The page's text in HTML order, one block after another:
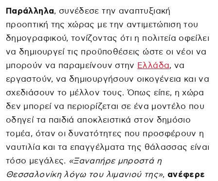
Παράλληλα, συνέδεσε την αναπτυξιακή
προοπτική της χώρας με την αντιμετώπιση του
δημογραφικού, τονίζοντας ότι η πολιτεία οφείλει
να δημιουργεί τις προϋποθέσεις ώστε οι νέοι να
μπορούν να παραμείνουν στην Ελλάδα, να
εργαστούν, να δημιουργήσουν οικογένεια και να
σχεδιάσουν το μέλλον τους. Όπως είπε, η χώρα
δεν μπορεί να περιορίζεται σε ένα μοντέλο που
οδηγεί τα παιδιά αποκλειστικά στον δημόσιο
τομέα, όταν οι δυνατότητες που προσφέρουν η
ναυτιλία και τα επαγγέλματα της θάλασσας είναι
τόσο μεγάλες. «Ξαναπήρε μπροστά η
Θεσσαλονίκη λόγω του λιμανιού της», ανέφερε